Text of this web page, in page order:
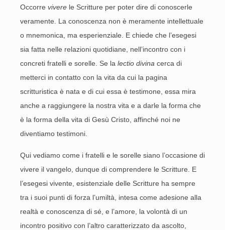
Occorre vivere le Scritture per poter dire di conoscerle
veramente. La conoscenza non è meramente intellettuale
o mnemonica, ma esperienziale. E chiede che l’esegesi
sia fatta nelle relazioni quotidiane, nell’incontro con i
concreti fratelli e sorelle. Se la lectio divina cerca di
metterci in contatto con la vita da cui la pagina
scritturistica è nata e di cui essa è testimone, essa mira
anche a raggiungere la nostra vita e a darle la forma che
è la forma della vita di Gesù Cristo, affinché noi ne
diventiamo testimoni.
Qui vediamo come i fratelli e le sorelle siano l’occasione di
vivere il vangelo, dunque di comprendere le Scritture. E
l’esegesi vivente, esistenziale delle Scritture ha sempre
tra i suoi punti di forza l’umiltà, intesa come adesione alla
realtà e conoscenza di sé, e l’amore, la volontà di un
incontro positivo con l’altro caratterizzato da ascolto,